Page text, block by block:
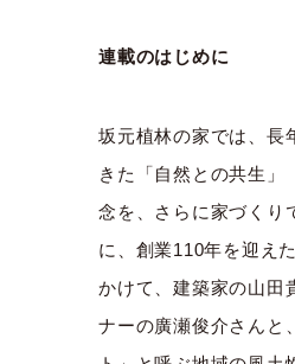
連載のはじめに
坂元植林の家では、長
きた「自然との共生」
念を、さらに家づくり
に、創業110年を迎えた
かけて、建築家の山田
ナーの廣瀬俊介さんと